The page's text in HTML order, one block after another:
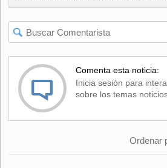
Comenta esta noticia:
Inicia sesión para
sobre los temas
Ordenar